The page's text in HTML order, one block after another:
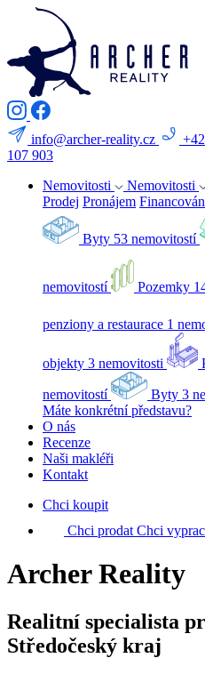
info@archer-reality.cz
107 903
Nemovitosti
Nemovitosti
Prodej Pronájem
Byty 53 nemovitostí
nemovitostí Pozemky
penziony a restaurace 1
objekty 3 nemovitosti
nemovitostí Byty 3
Máte konkrétní představu?
O nás
Recenze
Naši makléři
Kontakt
Chci koupit
Chci prodat Chci
Archer Reality
Realitní specialista
Středočeský kraj